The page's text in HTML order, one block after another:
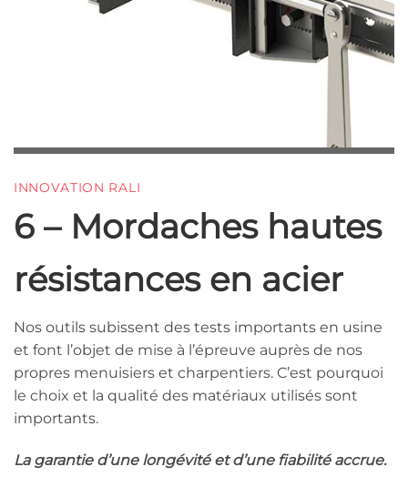
INNOVATION RALI
6 – Mordaches hautes
résistances en acier
Nos outils subissent des tests importants en usine
et font l’objet de mise à l’épreuve auprès de nos
propres menuisiers et charpentiers. C’est pourquoi
le choix et la qualité des matériaux utilisés sont
importants.
La garantie d’une longévité et d’une fiabilité accrue.